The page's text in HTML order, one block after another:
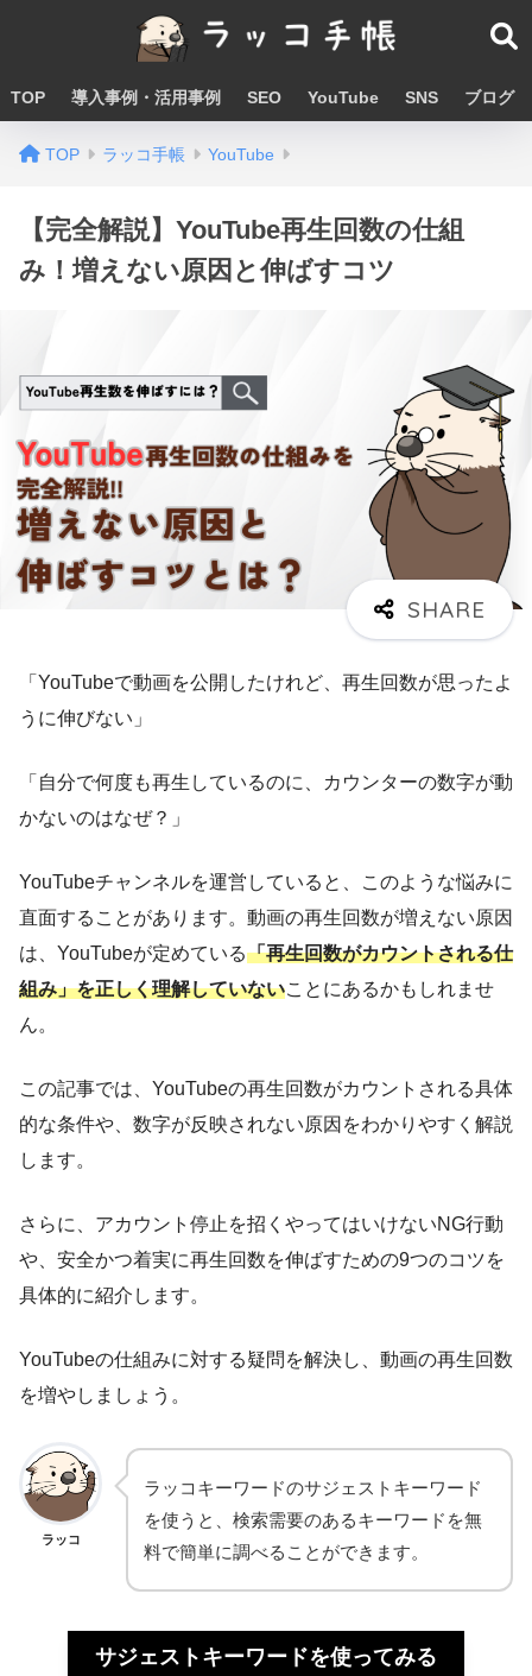
TOP 導入事例・活用事例 SEO YouTube SNS ブログ
TOP ラッコ手帳 YouTube
【完全解説】YouTube再生回数の仕組
み！増えない原因と伸ばすコツ
「YouTubeで動画を公開したけれど、再生回数が思ったよ
うに伸びない」
「自分で何度も再生しているのに、カウンターの数字が動
かないのはなぜ？」
YouTubeチャンネルを運営していると、このような悩みに
直面することがあります。動画の再生回数が増えない原因
は、YouTubeが定めている「再生回数がカウントされる仕
組み」を正しく理解していないことにあるかもしれませ
ん。
この記事では、YouTubeの再生回数がカウントされる具体
的な条件や、数字が反映されない原因をわかりやすく解説
します。
さらに、アカウント停止を招くやってはいけないNG行動
や、安全かつ着実に再生回数を伸ばすための9つのコツを
具体的に紹介します。
YouTubeの仕組みに対する疑問を解決し、動画の再生回数
を増やしましょう。
ラッコ
ラッコキーワードのサジェストキーワード
を使うと、検索需要のあるキーワードを無
料で簡単に調べることができます。
サジェストキーワードを使ってみる